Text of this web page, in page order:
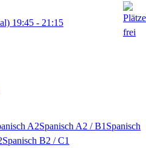
19:45 - 21:15
A2Spanisch A2 / B1 Spanisch
Spanisch B2 / C1